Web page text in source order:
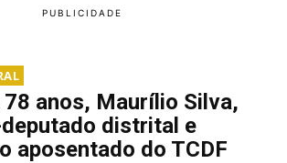
anos, Maurílio Silva,
distrital e
aposentado do TCDF